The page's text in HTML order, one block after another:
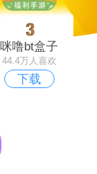
咪噜bt盒子
44.4万人喜欢
下载